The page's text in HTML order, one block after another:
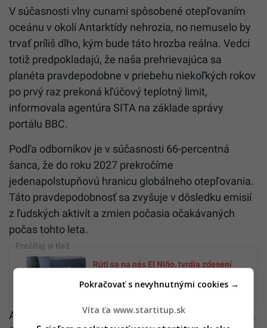
V súčasnosti vlny cunami spôsobené otepľovaním
oceánu v okolí Antarktídy nehrozia, no nemuselo by
trvať príliš dlho, kým bude táto hrozba reálna. Vedci
totiž predpokladajú, že naša prehrievajúca sa
planéta pravdepodobne v priebehu niekoľkých rokov
po prvý raz prekoná kľúčový teplotný limit,
informovala agentúra SITA na základe správy
portálu BBC.
Podľa odborníkov je v súčasnosti 66-percentná
šanca, že do roku 2027 prekročíme
jedenapolstupňovú hranicu globálneho otepľovania.
Táto pravdepodobnosť sa zvyšuje v dôsledku emisií
z ľudských aktivít a zmien počasia očakávaných
počas tohto leta.
Rúti sa na nás El Niño, tvrdia zdesení
roky nezažili
Ak však svet túto hranicu prekročí, vedci zdôrazňujú,
Víta ťa www.startitup.sk
Pokračovať s nevyhnutnými cookies →